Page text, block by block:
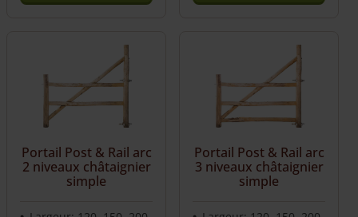
Portail Post & Rail arc
2 niveaux châtaignier
simple
Portail Post & Rail arc
3 niveaux châtaignier
simple